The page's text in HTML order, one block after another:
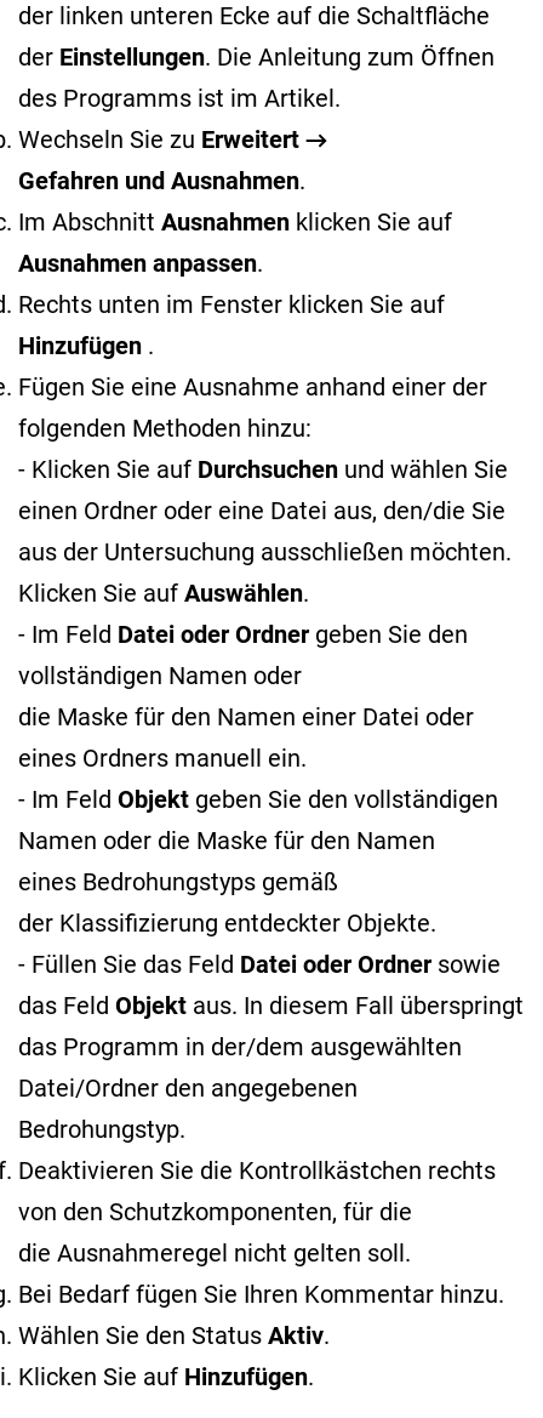
der linken unteren Ecke auf die Schaltfläche
der Einstellungen. Die Anleitung zum Öffnen
des Programms ist im Artikel.
Wechseln Sie zu Erweitert →
Gefahren und Ausnahmen.
Im Abschnitt Ausnahmen klicken Sie auf
Ausnahmen anpassen.
Rechts unten im Fenster klicken Sie auf
Hinzufügen .
Fügen Sie eine Ausnahme anhand einer der
folgenden Methoden hinzu:
- Klicken Sie auf Durchsuchen und wählen Sie
einen Ordner oder eine Datei aus, den/die Sie
aus der Untersuchung ausschließen möchten.
Klicken Sie auf Auswählen.
- Im Feld Datei oder Ordner geben Sie den
vollständigen Namen oder
die Maske für den Namen einer Datei oder
eines Ordners manuell ein.
- Im Feld Objekt geben Sie den vollständigen
Namen oder die Maske für den Namen
eines Bedrohungstyps gemäß
der Klassifizierung entdeckter Objekte.
- Füllen Sie das Feld Datei oder Ordner sowie
das Feld Objekt aus. In diesem Fall überspringt
das Programm in der/dem ausgewählten
Datei/Ordner den angegebenen
Bedrohungstyp.
Deaktivieren Sie die Kontrollkästchen rechts
von den Schutzkomponenten, für die
die Ausnahmeregel nicht gelten soll.
Bei Bedarf fügen Sie Ihren Kommentar hinzu.
Wählen Sie den Status Aktiv.
Klicken Sie auf Hinzufügen.